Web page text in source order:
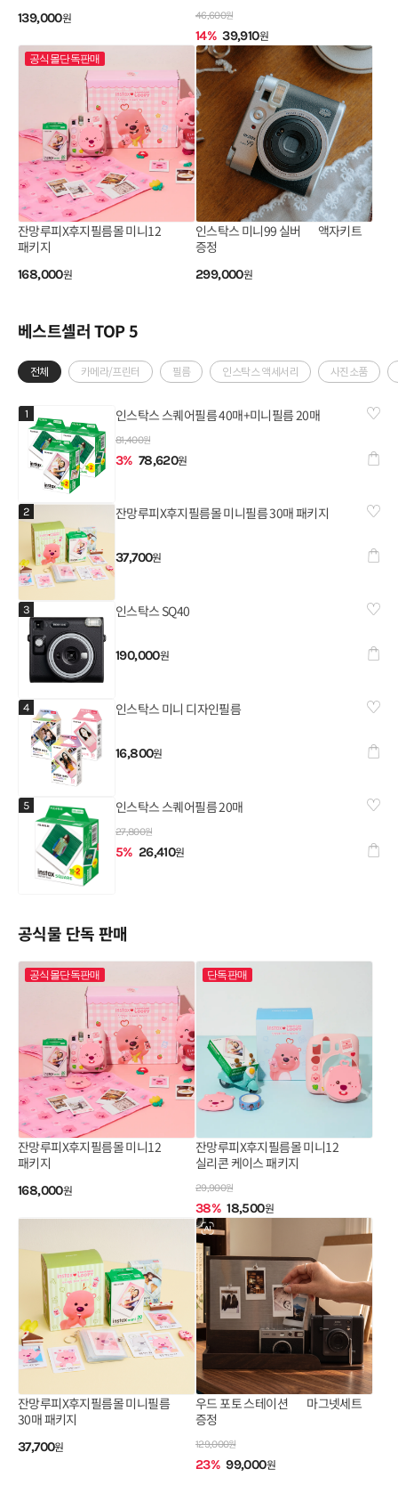
139,000원 46,600원
14% 39,910원
공식몰단독판매
잔망루피X후지필름몰 미니12
패키지❤️
168,000원
인스탁스 미니99 실버 🩶액자키트
증정🩶
299,000원
베스트셀러 TOP 5
전체 카메라/프린터 필름 인스탁스 액세서리 사진소품
1 인스탁스 스퀘어필름 40매+미니필름 20매 찜
81,400원
3% 78,620원 장
2 잔망루피X후지필름몰 미니필름 30매 패키지❤️ 찜
37,700원 장
3 인스탁스 SQ40 찜
190,000원 장
4 인스탁스 미니 디자인필름 ❤️ 찜
16,800원 장
5 인스탁스 스퀘어필름 20매❤️ 찜
27,800원
5% 26,410원 장
공식물 단독 판매
공식몰단독판매
잔망루피X후지필름몰 미니12
패키지❤️
168,000원
단독판매
잔망루피X후지필름몰 미니12
실리콘 케이스 패키지❤️
29,900원
38% 18,500원
잔망루피X후지필름몰 미니필름
30매 패키지❤️
37,700원
우드 포토 스테이션 🎁 마그넷세트
증정 🎁
129,000원
23% 99,000원